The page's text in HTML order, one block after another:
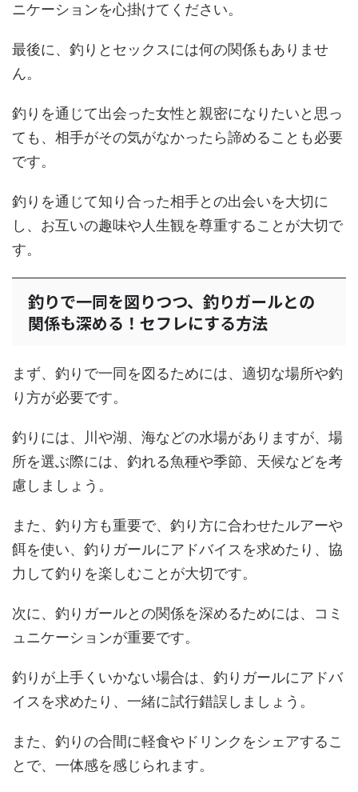
ニケーションを心掛けてください。
最後に、釣りとセックスには何の関係もありませ
ん。
釣りを通じて出会った女性と親密になりたいと思っ
ても、相手がその気がなかったら諦めることも必要
です。
釣りを通じて知り合った相手との出会いを大切に
し、お互いの趣味や人生観を尊重することが大切で
す。
釣りで一同を図りつつ、釣りガールとの
関係も深める！セフレにする方法
まず、釣りで一同を図るためには、適切な場所や釣
り方が必要です。
釣りには、川や湖、海などの水場がありますが、場
所を選ぶ際には、釣れる魚種や季節、天候などを考
慮しましょう。
また、釣り方も重要で、釣り方に合わせたルアーや
餌を使い、釣りガールにアドバイスを求めたり、協
力して釣りを楽しむことが大切です。
次に、釣りガールとの関係を深めるためには、コミ
ュニケーションが重要です。
釣りが上手くいかない場合は、釣りガールにアドバ
イスを求めたり、一緒に試行錯誤しましょう。
また、釣りの合間に軽食やドリンクをシェアするこ
とで、一体感を感じられます。